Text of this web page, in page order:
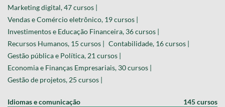
Marketing digital, 47 cursos |
Vendas e Comércio eletrônico, 19 cursos |
Investimentos e Educação Financeira, 36 cursos |
Recursos Humanos, 15 cursos | Contabilidade, 16 cursos |
Gestão pública e Política, 21 cursos |
Economia e Finanças Empresariais, 30 cursos |
Gestão de projetos, 25 cursos |
Idiomas e comunicação 145 cursos